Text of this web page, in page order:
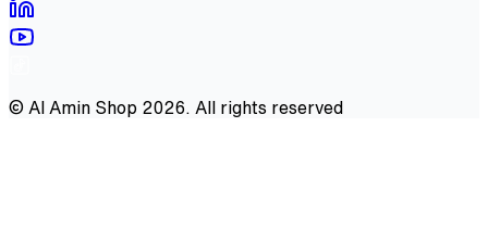
© Al Amin Shop 2026 . All rights reserved